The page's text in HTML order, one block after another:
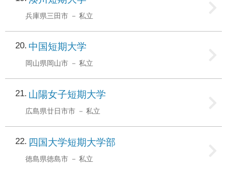
兵庫県三田市 私立
20 中国短期大学
岡山県岡山市 私立
21 山陽女子短期大学
広島県廿日市市 私立
22 四国大学短期大学部
徳島県徳島市 私立